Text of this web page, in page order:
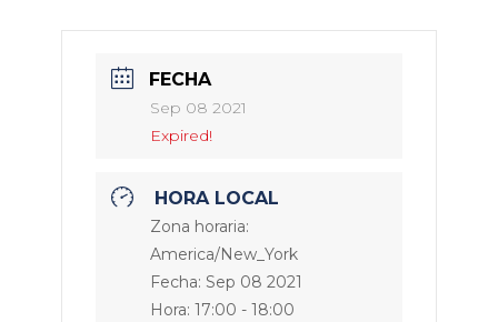
FECHA
Sep 08 2021
Expired!
HORA LOCAL
Zona horaria:
America/New_York
Fecha: Sep 08 2021
Hora: 17:00 - 18:00